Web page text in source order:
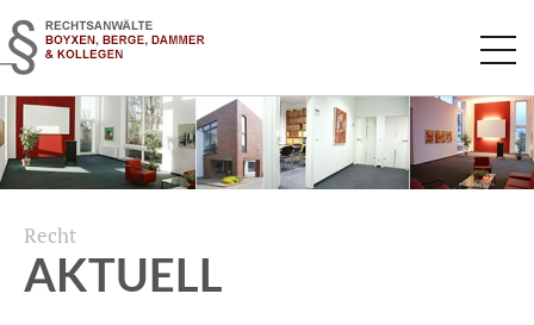
Navigation
überspringen
Recht
AKTUELL